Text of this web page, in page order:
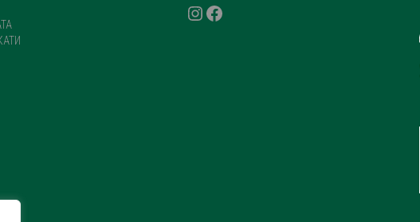
INSTAGRAM
FACEBOOK